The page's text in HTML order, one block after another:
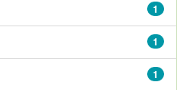
1
1
1